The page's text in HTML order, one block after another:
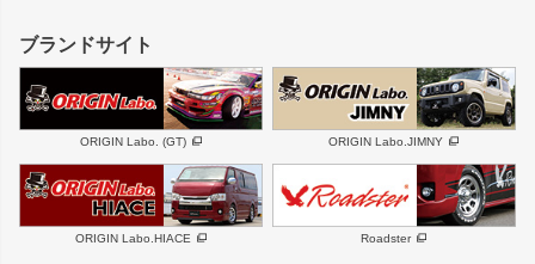
GS350
SC
スバル 三菱
デリカ D:5
軽自動車 汎用
ボンネット
フェンダー
サイドパーツ
リアゲート
メンテナンスパーツ
ハイエースパーツ
ホイール
DAYTONA-RS
DAYTONA-RS NEO
エアロシリーズ
ブランドサイト
ORIGIN Labo. (GT) ORIGIN Labo.JIMNY
ORIGIN Labo.HIACE Roadster